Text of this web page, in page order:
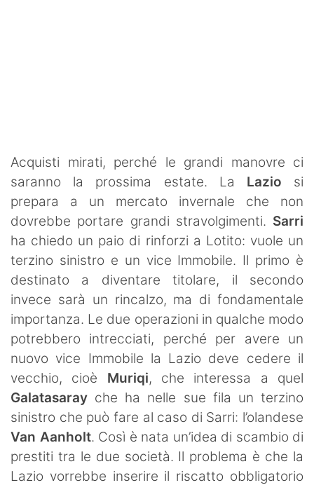
SHOP LAZIO
Contatti
Acquisti mirati, perché le grandi manovre ci
saranno la prossima estate. La Lazio si
prepara a un mercato invernale che non
dovrebbe portare grandi stravolgimenti. Sarri
ha chiedo un paio di rinforzi a Lotito: vuole un
terzino sinistro e un vice Immobile. Il primo è
destinato a diventare titolare, il secondo
invece sarà un rincalzo, ma di fondamentale
importanza. Le due operazioni in qualche modo
potrebbero intrecciati, perché per avere un
nuovo vice Immobile la Lazio deve cedere il
vecchio, cioè Muriqi, che interessa a quel
Galatasaray che ha nelle sue fila un terzino
sinistro che può fare al caso di Sarri: l’olandese
Van Aanholt. Così è nata un’idea di scambio di
prestiti tra le due società. Il problema è che la
Lazio vorrebbe inserire il riscatto obbligatorio